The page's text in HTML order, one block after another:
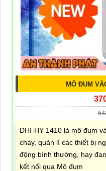
MÔ ĐUM
DHI-HY-1410 là mô đum
cháy, quản lí các thiết bị
động bình thường, hay
kết nối qua Mô đum